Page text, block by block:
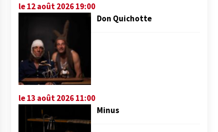
le 12 août 2026 19:00
Don Quichotte
le 13 août 2026 11:00
Minus